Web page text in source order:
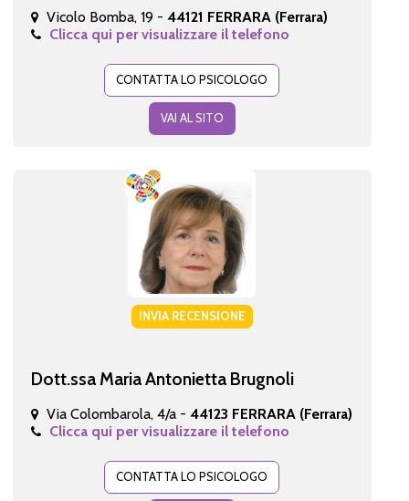
Vicolo Bomba, 19 - 44121 FERRARA (Ferrara)
Clicca qui per visualizzare il telefono
CONTATTA LO PSICOLOGO
VAI AL SITO
INVIA RECENSIONE
Dott.ssa Maria Antonietta Brugnoli
Via Colombarola, 4/a - 44123 FERRARA (Ferrara)
Clicca qui per visualizzare il telefono
CONTATTA LO PSICOLOGO